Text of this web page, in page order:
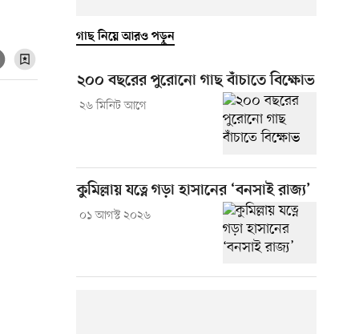
গাছ নিয়ে আরও পড়ুন
২০০ বছরের পুরোনো গাছ বাঁচাতে বিক্ষোভ
২৬ মিনিট আগে
কুমিল্লায় যত্নে গড়া হাসানের ‘বনসাই রাজ্য’
০১ আগস্ট ২০২৬